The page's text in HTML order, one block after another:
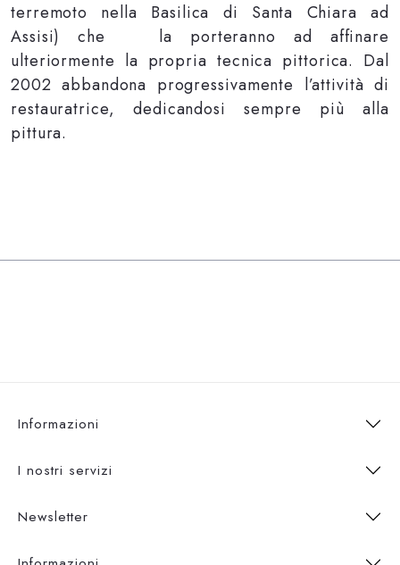
terremoto nella Basilica di Santa Chiara ad
Assisi) che la porteranno ad affinare
ulteriormente la propria tecnica pittorica. Dal
2002 abbandona progressivamente l’attività di
restauratrice, dedicandosi sempre più alla
pittura.
Informazioni
I nostri servizi
Newsletter